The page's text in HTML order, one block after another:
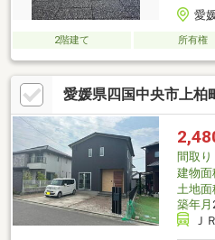
愛
2階建て 所有権
愛媛県四国中央市上柏
間取り
建物面
土地面
築年月
Ｊ